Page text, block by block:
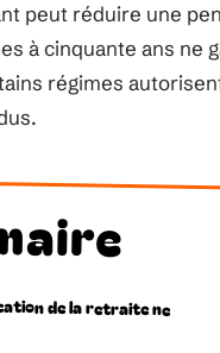
peut réduire une
à cinquante ans ne
régimes
de la retraite ne